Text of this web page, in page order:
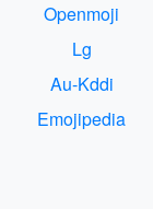
Openmoji
Lg
Au-Kddi
Emojipedia